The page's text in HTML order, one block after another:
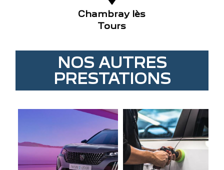
Chambray lès
Tours
NOS AUTRES
PRESTATIONS